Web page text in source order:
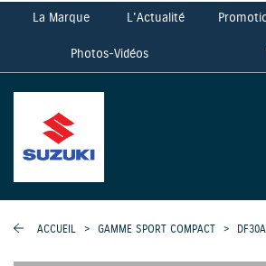
La Marque L'Actualité
Photos-Vidéos
ACCUEIL > GAMME SPORT COMPACT > DF30A